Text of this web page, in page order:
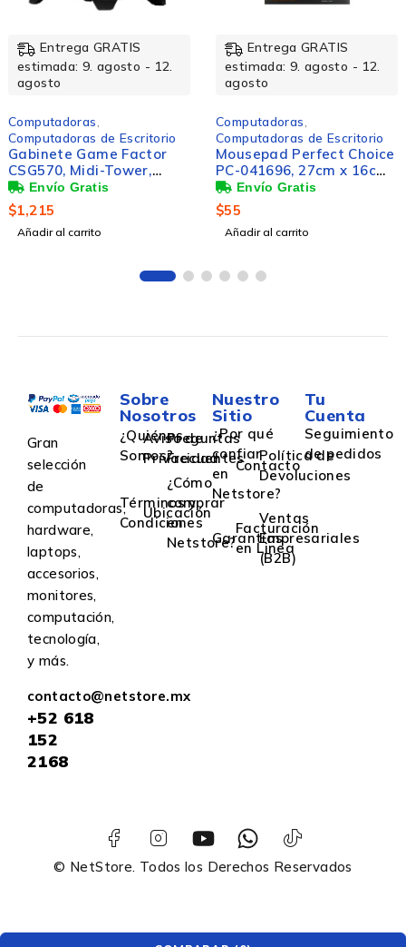
Entrega GRATIS
estimada: 9. agosto - 12.
agosto
Computadoras
Computadoras de Escritorio
Mousepad Perfect Choice
PC-041696, 27cm x 16cm,
Grosor 50mm,
Negro/Naranja - Incluye
Skin para Laptop
$55
Añadir al carrito
Entrega GRATIS
estimada: 9. agosto - 12.
agosto
Computadoras
Computadoras de Escritorio
Gabinete Game Factor
CSG700, Midi-Tower,
ATX/EATX/Micro-
ATX/Mini-ITX, USB 2.0/3.0,
sin Fuente, sin
Ventiladores Instalados,
$1,859
Añadir al carrito
Gran
selección
de
computadoras,
hardware,
laptops,
accesorios,
monitores,
computación,
tecnología,
y más.
contacto@netstore.mx
+52 618
152
2168
Sobre
Nosotros
¿Quiénes
Somos?
Aviso de
Privacidad
Preguntas
Frecuentes
Términos y
Condiciones
Ubicación
¿Cómo
comprar
en
Netstore?
Nuestro
Sitio
¿Por qué
confiar
en
Netstore?
Contacto
Política de
Devoluciones
Garantías
Facturación
en Linea
Ventas
Empresariales
(B2B)
Tu
Cuenta
Seguimiento
de pedidos
© NetStore. Todos los Derechos Reservados